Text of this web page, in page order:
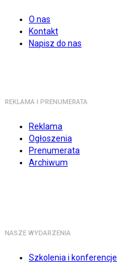
O nas
Kontakt
Napisz do nas
REKLAMA I PRENUMERATA
Reklama
Ogłoszenia
Prenumerata
Archiwum
NASZE WYDARZENIA
Szkolenia i konferencje